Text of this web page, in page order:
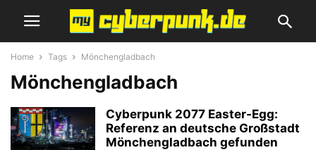
Home Tags Mönchengladbach
Mönchengladbach
Cyberpunk 2077 Easter-Egg:
Referenz an deutsche Großstadt
Mönchengladbach gefunden